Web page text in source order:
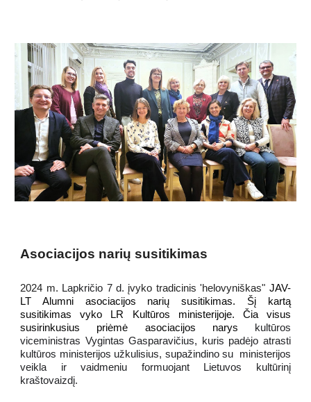
Asociacijos narių susitikimas
2024 m. Lapkričio 7 d. įvyko tradicinis 'helovyniškas" JAV-
LT Alumni asociacijos narių susitikimas. Šį kartą
susitikimas vyko LR Kultūros ministerijoje. Čia visus
susirinkusius priėmė asociacijos narys kultūros
viceministras Vygintas Gasparavičius, kuris padėjo atrasti
kultūros ministerijos užkulisius, supažindino su ministerijos
veikla ir vaidmeniu formuojant Lietuvos kultūrinį
kraštovaizdį.